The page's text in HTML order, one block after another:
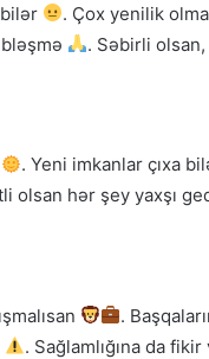
bilər
. Çox yenilik
. Səbirli
. Yeni imkanlar çıxa
olsan hər şey yaxşı
.
. Sağlamlığına da fikir